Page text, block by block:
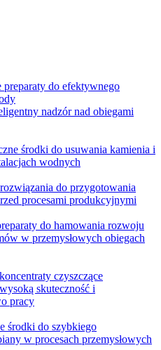
do efektywnego
nadzór nad obiegami
środki do usuwania kamienia i
wodnych
do przygotowania
procesami produkcyjnymi
do hamowania rozwoju
w przemysłowych obiegach
czyszczące
skuteczność i
pracy
środki do szybkiego
w procesach przemysłowych